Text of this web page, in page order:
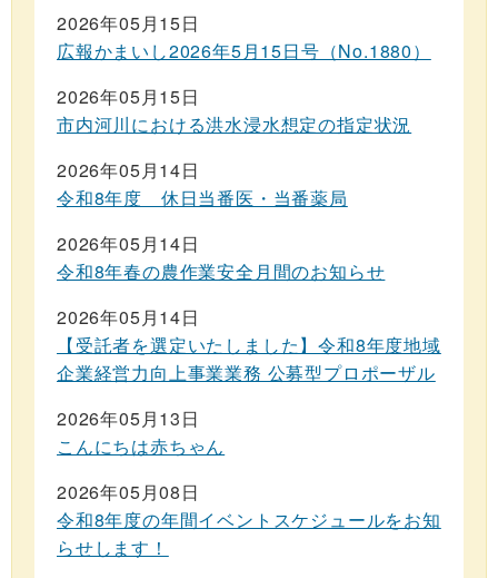
2026年05月15日
広報かまいし2026年5月15日号（No.1880）
2026年05月15日
市内河川における洪水浸水想定の指定状況
2026年05月14日
令和8年度 休日当番医・当番薬局
2026年05月14日
令和8年春の農作業安全月間のお知らせ
2026年05月14日
【受託者を選定いたしました】令和8年度地域
企業経営力向上事業業務 公募型プロポーザル
2026年05月13日
こんにちは赤ちゃん
2026年05月08日
令和8年度の年間イベントスケジュールをお知
らせします！